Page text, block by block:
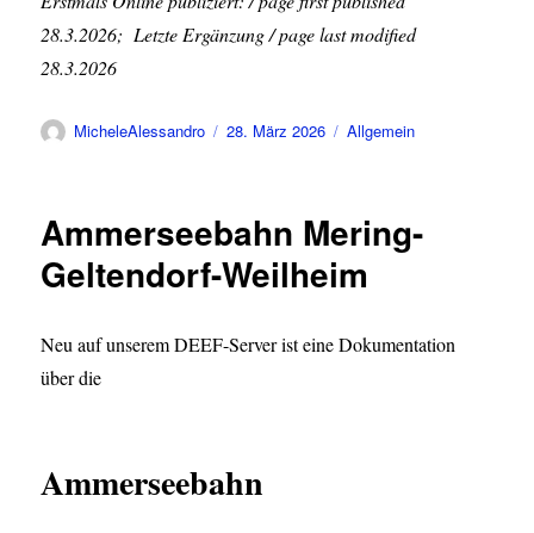
28.3.2026; Letzte Ergänzung / page last modified
28.3.2026
Autor
MicheleAlessandro
Veröffentlicht
28. März 2026 Kategorien
Allgemein
Ammerseebahn Mering-
Geltendorf-Weilheim
Neu auf unserem DEEF-Server ist eine Dokumentation
über die
Ammerseebahn